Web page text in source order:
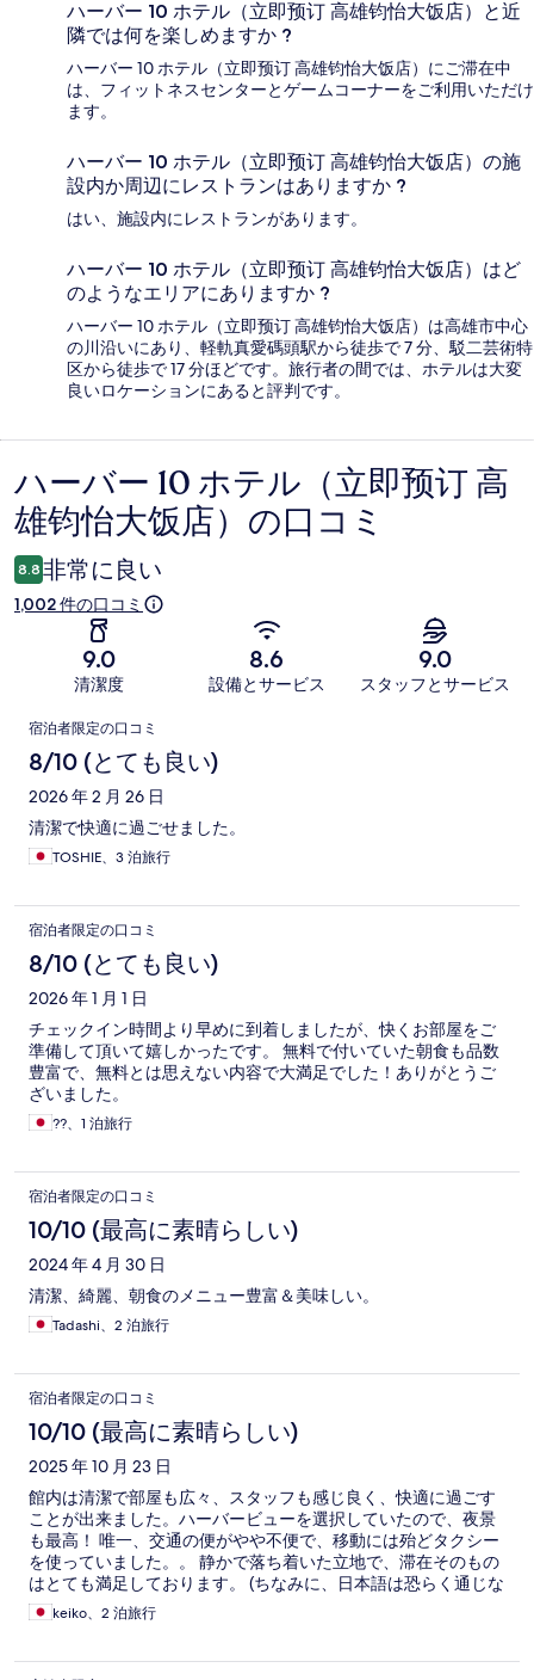
ハーバー 10 ホテル（立即预订 高雄钧怡大饭店）と近
隣では何を楽しめますか ?
ハーバー 10 ホテル（立即预订 高雄钧怡大饭店）にご滞在中
は、フィットネスセンターとゲームコーナーをご利用いただけ
ます。
ハーバー 10 ホテル（立即预订 高雄钧怡大饭店）の施
設内か周辺にレストランはありますか ?
はい、施設内にレストランがあります。
ハーバー 10 ホテル（立即预订 高雄钧怡大饭店）はど
のようなエリアにありますか ?
ハーバー 10 ホテル（立即预订 高雄钧怡大饭店）は高雄市中心
の川沿いにあり、軽軌真愛碼頭駅から徒歩で 7 分、駁二芸術特
区から徒歩で 17 分ほどです。旅行者の間では、ホテルは大変
良いロケーションにあると評判です。
口
コ
ミ
ハーバー 10 ホテル（立即预订 高
雄钧怡大饭店）の口コミ
8.8 非常に良い
1,002 件の口コミ
9.0
清潔度
8.6
設備とサービス
9.0
スタッフとサービス
口
コ
ミ
宿泊者限定の口コミ
8/10 (とても良い)
2026 年 2 月 26 日
清潔で快適に過ごせました。
TOSHIE、3 泊旅行
宿泊者限定の口コミ
8/10 (とても良い)
2026 年 1 月 1 日
チェックイン時間より早めに到着しましたが、快くお部屋をご
準備して頂いて嬉しかったです。 無料で付いていた朝食も品数
豊富で、無料とは思えない内容で大満足でした！ありがとうご
ざいました。
??、1 泊旅行
宿泊者限定の口コミ
10/10 (最高に素晴らしい)
2024 年 4 月 30 日
清潔、綺麗、朝食のメニュー豊富＆美味しい。
Tadashi、2 泊旅行
宿泊者限定の口コミ
10/10 (最高に素晴らしい)
2025 年 10 月 23 日
館内は清潔で部屋も広々、スタッフも感じ良く、快適に過ごす
ことが出来ました。ハーバービューを選択していたので、夜景
も最高！ 唯一、交通の便がやや不便で、移動には殆どタクシー
を使っていました。。 静かで落ち着いた立地で、滞在そのもの
はとても満足しております。 (ちなみに、日本語は恐らく通じな
いので、簡単な中国語か英語での対応が必要です！) また機会が
ございましたら、ぜひ利用させていただきたいです！
keiko、2 泊旅行